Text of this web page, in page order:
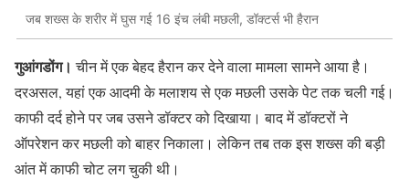
जब शख्स के शरीर में घुस गई 16 इंच लंबी मछली, डॉक्टर्स भी हैरान
गुआंगडोंग। चीन में एक बेहद हैरान कर देने वाला मामला सामने आया है।
दरअसल, यहां एक आदमी के मलाशय से एक मछली उसके पेट तक चली गई।
काफी दर्द होने पर जब उसने डॉक्टर को दिखाया। बाद में डॉक्टरों ने
ऑपरेशन कर मछली को बाहर निकाला। लेकिन तब तक इस शख्स की बड़ी
आंत में काफी चोट लग चुकी थी।